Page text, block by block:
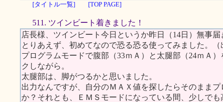
[タイトル一覧] [TOP PAGE]
511. ツインビート着きました！
店長様、ツインビート今日というか昨日（14日）無事
とりあえず、初めてなので恐る恐る使ってみました。
プログラムモードで腹部（33ｍＡ）と太腿部（24ｍＡ
クしながら。
太腿部は、脚がつるかと思いました。
出力なんですが、自分のＭＡＸ値を探したらそのまま
か？それとも、ＥＭＳモードになっている間、少しで